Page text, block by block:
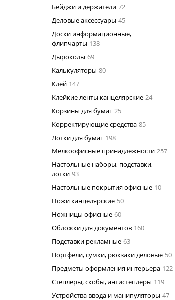
Бейджи и держатели 72
Деловые аксессуары 45
Доски информационные,
флипчарты 138
Дыроколы 69
Калькуляторы 80
Клей 147
Клейкие ленты канцелярские 24
Корзины для бумаг 25
Корректирующие средства 85
Лотки для бумаг 198
Мелкоофисные принадлежности 257
Настольные наборы, подставки,
лотки 93
Настольные покрытия офисные 10
Ножи канцелярские 50
Ножницы офисные 60
Обложки для документов 160
Подставки рекламные 63
Портфели, сумки, рюкзаки деловые 50
Предметы оформления интерьера 122
Степлеры, скобы, антистеплеры 119
Устройства ввода и манипуляторы 47